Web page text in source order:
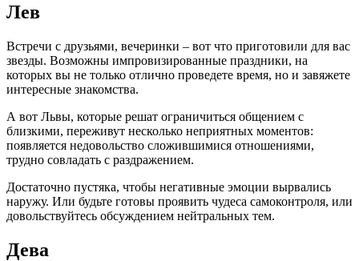
Лев
Встречи с друзьями, вечеринки – вот что приготовили для вас
звезды. Возможны импровизированные праздники, на
которых вы не только отлично проведете время, но и завяжете
интересные знакомства.
А вот Львы, которые решат ограничиться общением с
близкими, переживут несколько неприятных моментов:
появляется недовольство сложившимися отношениями,
трудно совладать с раздражением.
Достаточно пустяка, чтобы негативные эмоции вырвались
наружу. Или будьте готовы проявить чудеса самоконтроля, или
довольствуйтесь обсуждением нейтральных тем.
Дева